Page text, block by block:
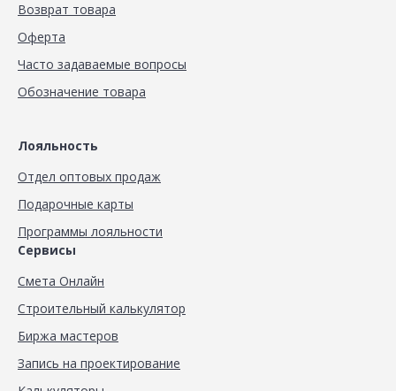
Возврат товара
Оферта
Часто задаваемые вопросы
Обозначение товара
Лояльность
Отдел оптовых продаж
Подарочные карты
Программы лояльности
Сервисы
Смета Онлайн
Строительный калькулятор
Биржа мастеров
Запись на проектирование